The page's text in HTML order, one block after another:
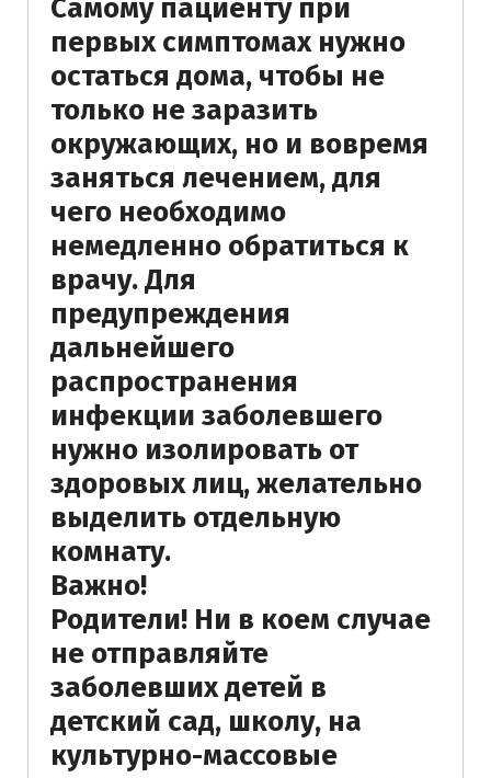
Самому пациенту при
первых симптомах нужно
остаться дома, чтобы не
только не заразить
окружающих, но и вовремя
заняться лечением, для
чего необходимо
немедленно обратиться к
врачу. Для
предупреждения
дальнейшего
распространения
инфекции заболевшего
нужно изолировать от
здоровых лиц, желательно
выделить отдельную
комнату.
Важно!
Родители! Ни в коем случае
не отправляйте
заболевших детей в
детский сад, школу, на
культурно-массовые